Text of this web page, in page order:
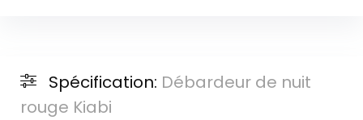
Spécification: Débardeur de nuit
rouge Kiabi